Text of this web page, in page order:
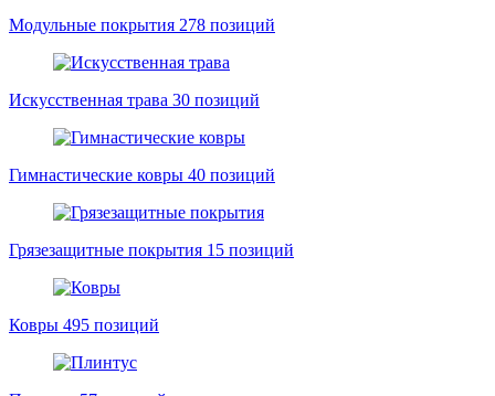
Модульные покрытия 278 позиций
Искусственная трава 30 позиций
Гимнастические ковры 40 позиций
Грязезащитные покрытия 15 позиций
Ковры 495 позиций